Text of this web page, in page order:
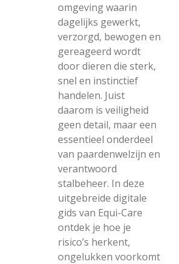
omgeving waarin
dagelijks gewerkt,
verzorgd, bewogen en
gereageerd wordt
door dieren die sterk,
snel en instinctief
handelen. Juist
daarom is veiligheid
geen detail, maar een
essentieel onderdeel
van paardenwelzijn en
verantwoord
stalbeheer. In deze
uitgebreide digitale
gids van Equi-Care
ontdek je hoe je
risico’s herkent,
ongelukken voorkomt